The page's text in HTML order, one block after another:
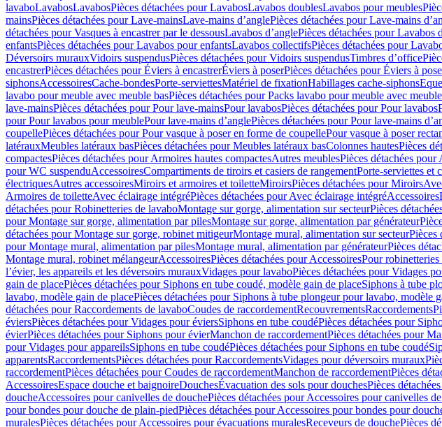
lavaboLavabosLavabosPièces détachées pour LavabosLavabos doublesLavabos pour meubles
mainsPièces détachées pour Lave-mainsLave-mains d’anglePièces détachées pour Lave-mains
détachées pour Vasques à encastrer par le dessousLavabos d’anglePièces détachées pour Lavabos
enfantsPièces détachées pour Lavabos pour enfantsLavabos collectifsPièces détachées pour
Déversoirs murauxVidoirs suspendusPièces détachées pour Vidoirs suspendusTimbres dʼoffice
encastrerPièces détachées pour Éviers à encastrerÉviers à poserPièces détachées pour Éviers à
siphonsAccessoiresCache-bondesPorte-serviettesMatériel de fixationHabillages cache-siphons
lavabo pour meuble avec meuble basPièces détachées pour Packs lavabo pour meuble avec
lave-mainsPièces détachées pour Pour lave-mainsPour lavabosPièces détachées pour Pour lavabos
pour Pour lavabos pour meublePour lave-mains d’anglePièces détachées pour Pour lave-mains
coupellePièces détachées pour Pour vasque à poser en forme de coupellePour vasque à poser
latérauxMeubles latéraux basPièces détachées pour Meubles latéraux basColonnes hautesPièces
compactesPièces détachées pour Armoires hautes compactesAutres meublesPièces détachées pour
pour WC suspenduAccessoiresCompartiments de tiroirs et casiers de rangementPorte-serviettes et
électriquesAutres accessoiresMiroirs et armoires et toiletteMiroirsPièces détachées pour Miroirs
Armoires de toiletteAvec éclairage intégréPièces détachées pour Avec éclairage intégréAccessoires
détachées pour Robinetteries de lavaboMontage sur gorge, alimentation sur secteurPièces
pour Montage sur gorge, alimentation par pilesMontage sur gorge, alimentation par générateur
détachées pour Montage sur gorge, robinet mitigeurMontage mural, alimentation sur secteurPièces
pour Montage mural, alimentation par pilesMontage mural, alimentation par générateurPièces
Montage mural, robinet mélangeurAccessoiresPièces détachées pour AccessoiresPour
l’évier, les appareils et les déversoirs murauxVidages pour lavaboPièces détachées pour Vidages
gain de placePièces détachées pour Siphons en tube coudé, modèle gain de placeSiphons à tube
lavabo, modèle gain de placePièces détachées pour Siphons à tube plongeur pour lavabo, modèle
détachées pour Raccordements de lavaboCoudes de raccordementRecouvrementsRaccordements
éviersPièces détachées pour Vidages pour éviersSiphons en tube coudéPièces détachées pour
évierPièces détachées pour Siphons pour évierManchon de raccordementPièces détachées pour
pour Vidages pour appareilsSiphons en tube coudéPièces détachées pour Siphons en tube coudé
apparentsRaccordementsPièces détachées pour RaccordementsVidages pour déversoirs muraux
raccordementPièces détachées pour Coudes de raccordementManchon de raccordementPièces
AccessoiresEspace douche et baignoireDouchesÉvacuation des sols pour douchesPièces
doucheAccessoires pour canivelles de douchePièces détachées pour Accessoires pour canivelles
pour bondes pour douche de plain-piedPièces détachées pour Accessoires pour bondes pour
muralesPièces détachées pour Accessoires pour évacuations muralesReceveurs de douchePièces